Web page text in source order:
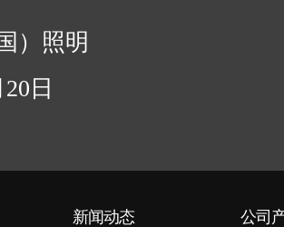
）照明
日
新闻动态 公司